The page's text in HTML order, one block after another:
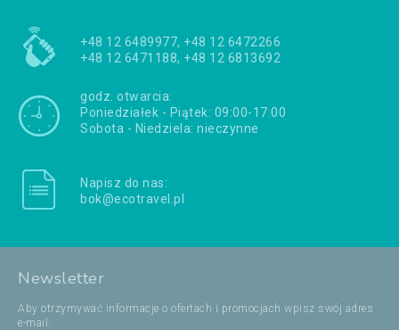
+48 12 6489977, +48 12 6472266
+48 12 6471188, +48 12 6813692
godz. otwarcia:
Poniedziałek - Piątek: 09:00-17:00
Sobota - Niedziela: nieczynne
Napisz do nas:
bok@ecotravel.pl
Newsletter
Aby otrzymywać informacje o ofertach i promocjach wpisz swój adres
e-mail: